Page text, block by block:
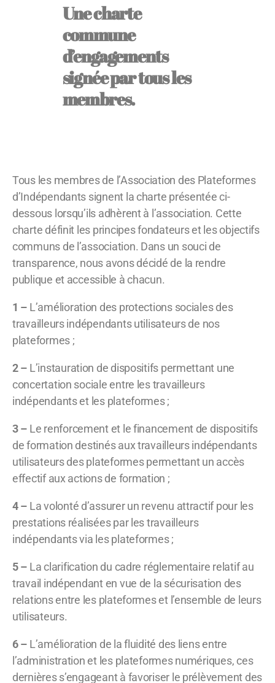
Une charte
commune
d’engagements
signée par tous les
membres.
Tous les membres de l’Association des Plateformes
d’Indépendants signent la charte présentée ci-
dessous lorsqu’ils adhèrent à l’association. Cette
charte définit les principes fondateurs et les objectifs
communs de l’association. Dans un souci de
transparence, nous avons décidé de la rendre
publique et accessible à chacun.
1 – L’amélioration des protections sociales des
travailleurs indépendants utilisateurs de nos
plateformes ;
2 – L’instauration de dispositifs permettant une
concertation sociale entre les travailleurs
indépendants et les plateformes ;
3 – Le renforcement et le financement de dispositifs
de formation destinés aux travailleurs indépendants
utilisateurs des plateformes permettant un accès
effectif aux actions de formation ;
4 – La volonté d’assurer un revenu attractif pour les
prestations réalisées par les travailleurs
indépendants via les plateformes ;
5 – La clarification du cadre réglementaire relatif au
travail indépendant en vue de la sécurisation des
relations entre les plateformes et l’ensemble de leurs
utilisateurs.
6 – L’amélioration de la fluidité des liens entre
l’administration et les plateformes numériques, ces
dernières s’engageant à favoriser le prélèvement des